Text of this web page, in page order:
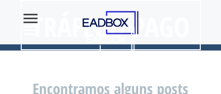
TRÁFEGO PAGO
Encontramos alguns posts